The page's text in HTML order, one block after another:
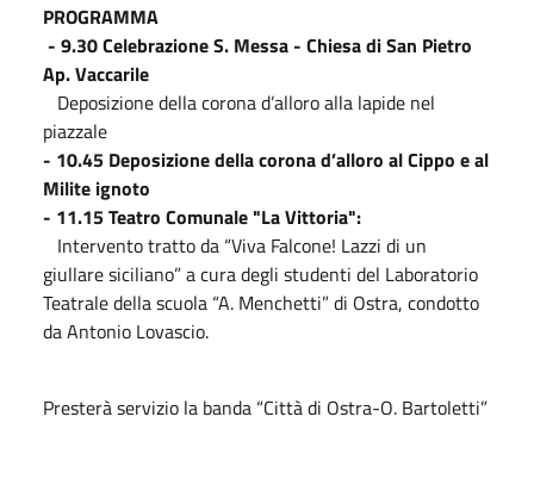
PROGRAMMA
- 9.30 Celebrazione S. Messa - Chiesa di San Pietro
Ap. Vaccarile
Deposizione della corona d’alloro alla lapide nel
piazzale
- 10.45 Deposizione della corona d’alloro al Cippo e al
Milite ignoto
- 11.15 Teatro Comunale "La Vittoria":
Intervento tratto da “Viva Falcone! Lazzi di un
giullare siciliano” a cura degli studenti del Laboratorio
Teatrale della scuola “A. Menchetti” di Ostra, condotto
da Antonio Lovascio.
Presterà servizio la banda “Città di Ostra-O. Bartoletti”